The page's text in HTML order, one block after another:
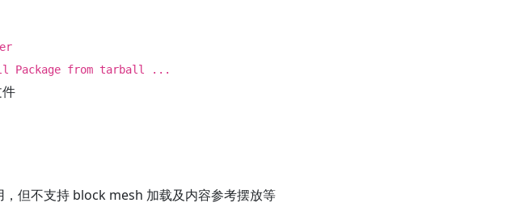
Package from tarball ...
但不支持 block mesh 加载及内容参考摆放等